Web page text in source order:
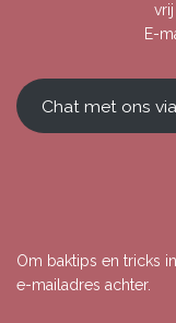
E-
Chat met ons
Om baktips en tricks
e-mailadres achter.